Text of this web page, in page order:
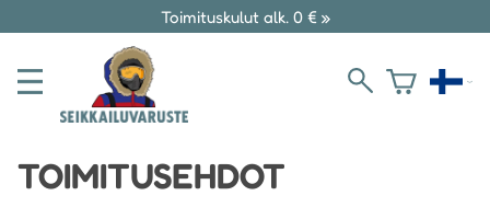
Toimituskulut alk. 0 € »
TOIMITUSEHDOT